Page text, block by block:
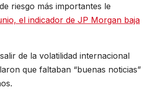
riesgo más importantes le
el indicador de JP Morgan baja
de la volatilidad internacional
que faltaban “buenas noticias”